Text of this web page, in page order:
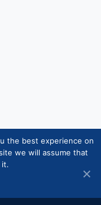
ry 2026 |
|Henkilötietojen
the best experience on
we will assume that
it.